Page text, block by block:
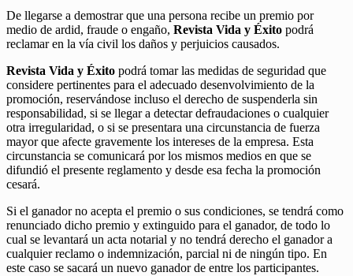
De llegarse a demostrar que una persona recibe un premio por
medio de ardid, fraude o engaño, Revista Vida y Éxito podrá
reclamar en la vía civil los daños y perjuicios causados.
Revista Vida y Éxito podrá tomar las medidas de seguridad que
considere pertinentes para el adecuado desenvolvimiento de la
promoción, reservándose incluso el derecho de suspenderla sin
responsabilidad, si se llegar a detectar defraudaciones o cualquier
otra irregularidad, o si se presentara una circunstancia de fuerza
mayor que afecte gravemente los intereses de la empresa. Esta
circunstancia se comunicará por los mismos medios en que se
difundió el presente reglamento y desde esa fecha la promoción
cesará.
Si el ganador no acepta el premio o sus condiciones, se tendrá como
renunciado dicho premio y extinguido para el ganador, de todo lo
cual se levantará un acta notarial y no tendrá derecho el ganador a
cualquier reclamo o indemnización, parcial ni de ningún tipo. En
este caso se sacará un nuevo ganador de entre los participantes.